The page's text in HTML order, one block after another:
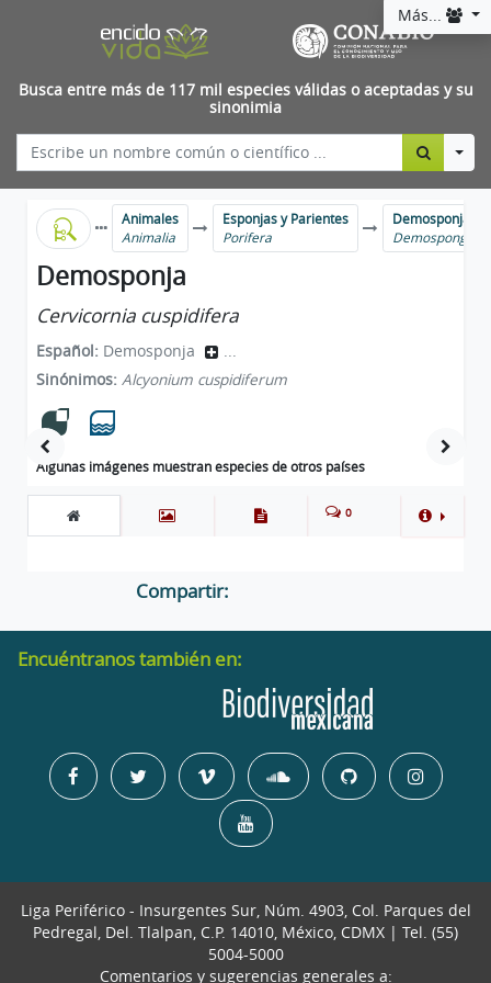
Más...
Busca entre más de 117 mil especies válidas o aceptadas y su
sinonimia
Animales
Animalia
Esponjas y Parientes
Porifera
Demosponjas
Demospongiae
Demosponja
Cervicornia cuspidifera
Español: Demosponja
...
Sinónimos: Alcyonium cuspidiferum
Algunas imágenes muestran especies de otros países
0
Compartir:
Encuéntranos también en:
Liga Periférico - Insurgentes Sur, Núm. 4903, Col. Parques del
Pedregal, Del. Tlalpan, C.P. 14010, México, CDMX | Tel. (55)
5004-5000
Comentarios y sugerencias generales a: